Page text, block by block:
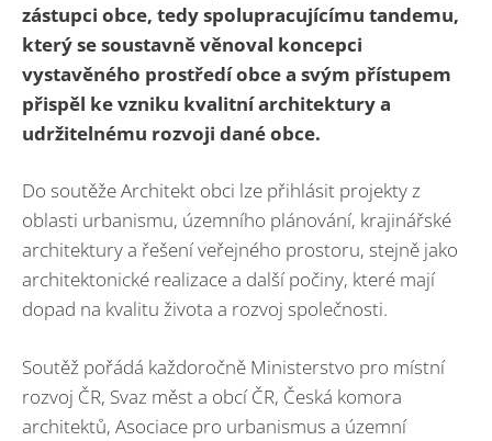
zástupci obce, tedy spolupracujícímu tandemu,
který se soustavně věnoval koncepci
vystavěného prostředí obce a svým přístupem
přispěl ke vzniku kvalitní architektury a
udržitelnému rozvoji dané obce.
Do soutěže Architekt obci lze přihlásit projekty z
oblasti urbanismu, územního plánování, krajinářské
architektury a řešení veřejného prostoru, stejně jako
architektonické realizace a další počiny, které mají
dopad na kvalitu života a rozvoj společnosti.
Soutěž pořádá každoročně Ministerstvo pro místní
rozvoj ČR, Svaz měst a obcí ČR, Česká komora
architektů, Asociace pro urbanismus a územní